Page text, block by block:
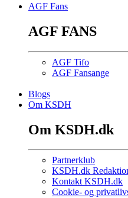
AGF Fans
AGF FANS
AGF Tifo
AGF Fansange
Blogs
Om KSDH
Om KSDH.dk
Partnerklub
KSDH.dk
Kontakt KSDH.dk
Cookie- og